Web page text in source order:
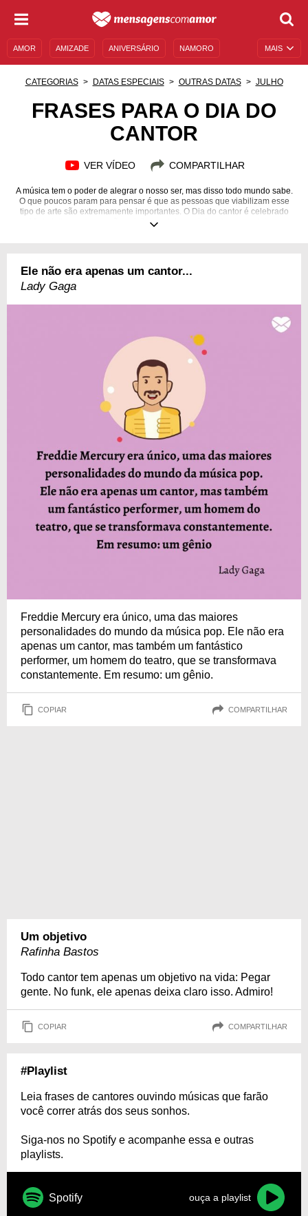
MAIS
AMOR AMIZADE ANIVERSÁRIO NAMORO
MENSAGENS DE ANIVERSÁRIO
CATEGORIAS DATAS ESPECIAIS OUTRAS DATAS JULHO
FRASES PARA O DIA DO
CANTOR
VER VÍDEO COMPARTILHAR
A música tem o poder de alegrar o nosso ser, mas disso todo mundo sabe.
O que poucos param para pensar é que as pessoas que viabilizam esse
tipo de arte são extremamente importantes. O Dia do cantor é celebrado
em 13 de julho, mas, por não existir uma lei que determina essa data como
espanta"! Cantar é libertar o nosso próprio ser e os nossos sentimentos!
Confira frases para o Dia do Cantor e se inspire!
Ele não era apenas um cantor...
Lady Gaga
Freddie Mercury era único, uma das maiores
personalidades do mundo da música pop. Ele não era
apenas um cantor, mas também um fantástico
performer, um homem do teatro, que se transformava
constantemente. Em resumo: um gênio.
COPIAR COMPARTILHAR
Um objetivo
Rafinha Bastos
Todo cantor tem apenas um objetivo na vida: Pegar
gente. No funk, ele apenas deixa claro isso. Admiro!
COPIAR COMPARTILHAR
#Playlist
Leia frases de cantores ouvindo músicas que farão
você correr atrás dos seus sonhos.
Siga-nos no Spotify e acompanhe essa e outras
playlists.
Spotify ouça a playlist